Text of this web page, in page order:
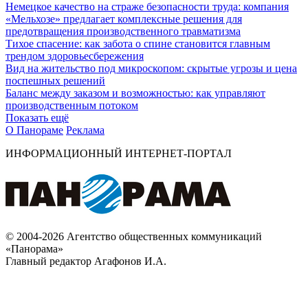
Немецкое качество на страже безопасности труда: компания
«Мельхозе» предлагает комплексные решения для
предотвращения производственного травматизма
Тихое спасение: как забота о спине становится главным
трендом здоровьесбережения
Вид на жительство под микроскопом: скрытые угрозы и цена
поспешных решений
Баланс между заказом и возможностью: как управляют
производственным потоком
Показать ещё
О Панораме Реклама
ИНФОРМАЦИОННЫЙ ИНТЕРНЕТ-ПОРТАЛ
© 2004-2026 Агентство общественных коммуникаций
«Панорама»
Главный редактор Агафонов И.А.